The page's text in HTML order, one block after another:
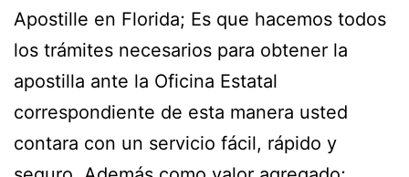
Apostille en Florida; Es que hacemos todos
los trámites necesarios para obtener la
apostilla ante la Oficina Estatal
correspondiente de esta manera usted
contara con un servicio fácil, rápido y